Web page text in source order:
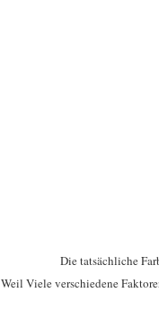
Die tatsächliche
Weil Viele verschiedene